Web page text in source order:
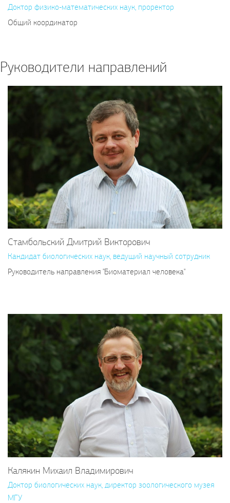
Доктор физико-математических наук, проректор
Общий координатор
Руководители направлений
Стамбольский Дмитрий Викторович
Кандидат биологических наук, ведущий научный сотрудник
Руководитель направления "Биоматериал человека"
Калякин Михаил Владимирович
Доктор биологических наук, директор зоологического музея
МГУ